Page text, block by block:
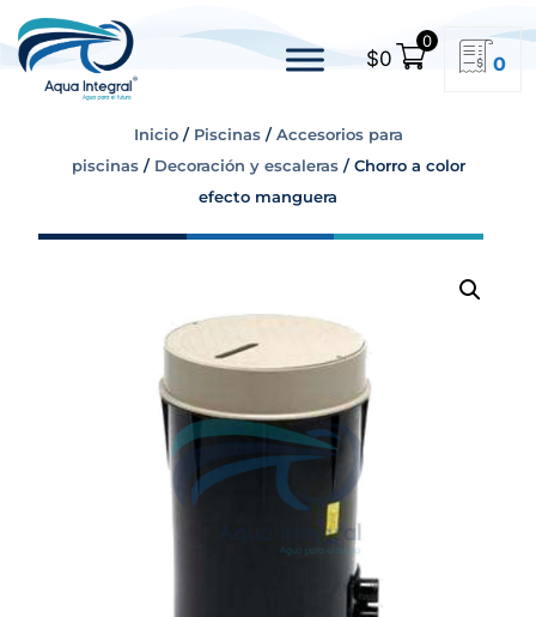
$0
0
0
Inicio/ Piscinas/Accesorios para
piscinas/ Decoración y escaleras/ Chorro a color
efecto manguera